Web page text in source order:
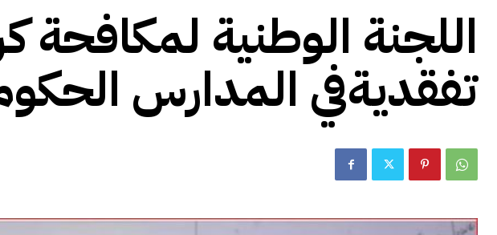
اللجنة الوطنية لمكافحة
تفقديةفي المدارس